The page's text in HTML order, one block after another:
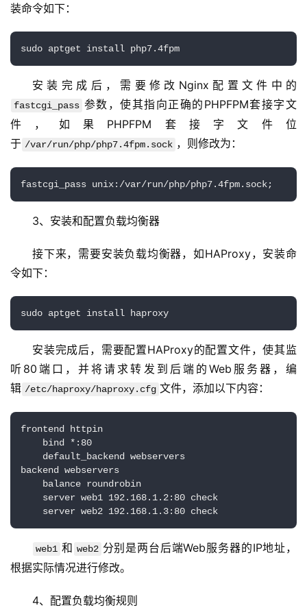
服
务
器
虚
拟
主
C
D
N
服
网
运
维
网
i
装命令如下：
安装完成后，需要修改Nginx配置文件中的
fastcgi_pass 参数，使其指向正确的PHPFPM套接字文
件，如果PHPFPM套接字文件位
于 /var/run/php/php7.4fpm.sock ，则修改为：
3、安装和配置负载均衡器
接下来，需要安装负载均衡器，如HAProxy，安装命
令如下：
安装完成后，需要配置HAProxy的配置文件，使其监
听80端口，并将请求转发到后端的Web服务器，编
辑 /etc/haproxy/haproxy.cfg 文件，添加以下内容：
frontend httpin
    bind *:80
    default_backend webservers
backend webservers
    balance roundrobin
    server web1 192.168.1.2:80 check
web1 和 web2 分别是两台后端Web服务器的IP地址，
根据实际情况进行修改。
4、配置负载均衡规则